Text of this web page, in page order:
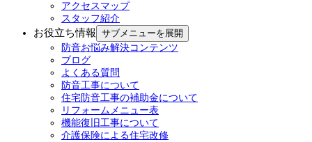
アクセスマップ
スタッフ紹介
お役立ち情報 サブメニューを展開
防音お悩み解決コンテンツ
ブログ
よくある質問
防音工事について
住宅防音工事の補助金について
リフォームメニュー表
機能復旧工事について
介護保険による住宅改修